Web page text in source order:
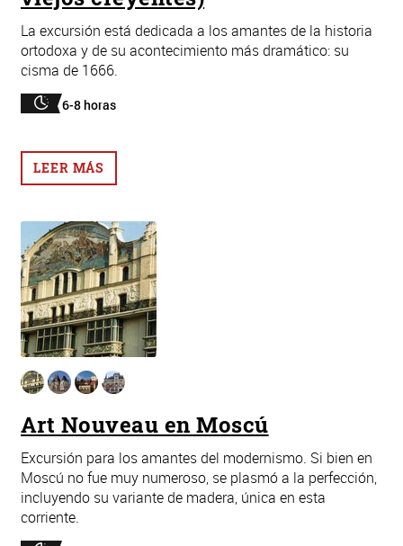
La excursión está dedicada a los amantes de la historia
ortodoxa y de su acontecimiento más dramático: su
cisma de 1666.
6-8 horas
LEER MÁS
Art Nouveau en Moscú
Excursión para los amantes del modernismo. Si bien en
Moscú no fue muy numeroso, se plasmó a la perfección,
incluyendo su variante de madera, única en esta
corriente.